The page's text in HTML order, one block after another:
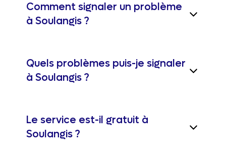
Comment signaler un problème
à Soulangis ?
Quels problèmes puis-je signaler
à Soulangis ?
Le service est-il gratuit à
Soulangis ?